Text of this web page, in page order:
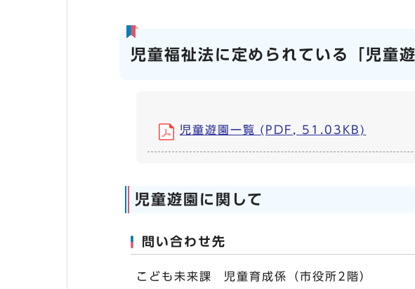
児童福祉法に定められている「児童遊
児童遊園一覧 (PDF, 51.03KB)
児童遊園に関して
問い合わせ先
こども未来課 児童育成係（市役所2階）